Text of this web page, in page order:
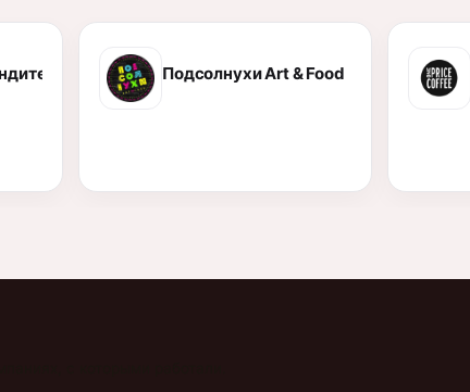
*Parfe* Петропавловск
Подсолнухи Art & Food